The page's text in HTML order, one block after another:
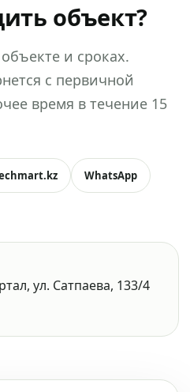
объект?
и сроках.
с первичной
время в течение 15
WhatsApp
ул. Сатпаева, 133/4